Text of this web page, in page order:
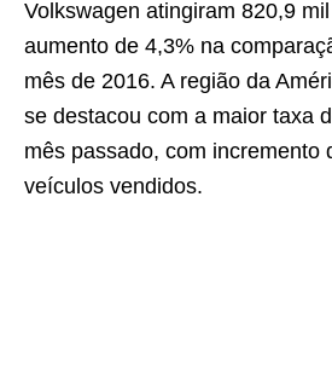
Volkswagen atingiram 820,9
aumento de 4,3% na
mês de 2016. A região da
se destacou com a maior taxa
mês passado, com incremento
veículos vendidos.